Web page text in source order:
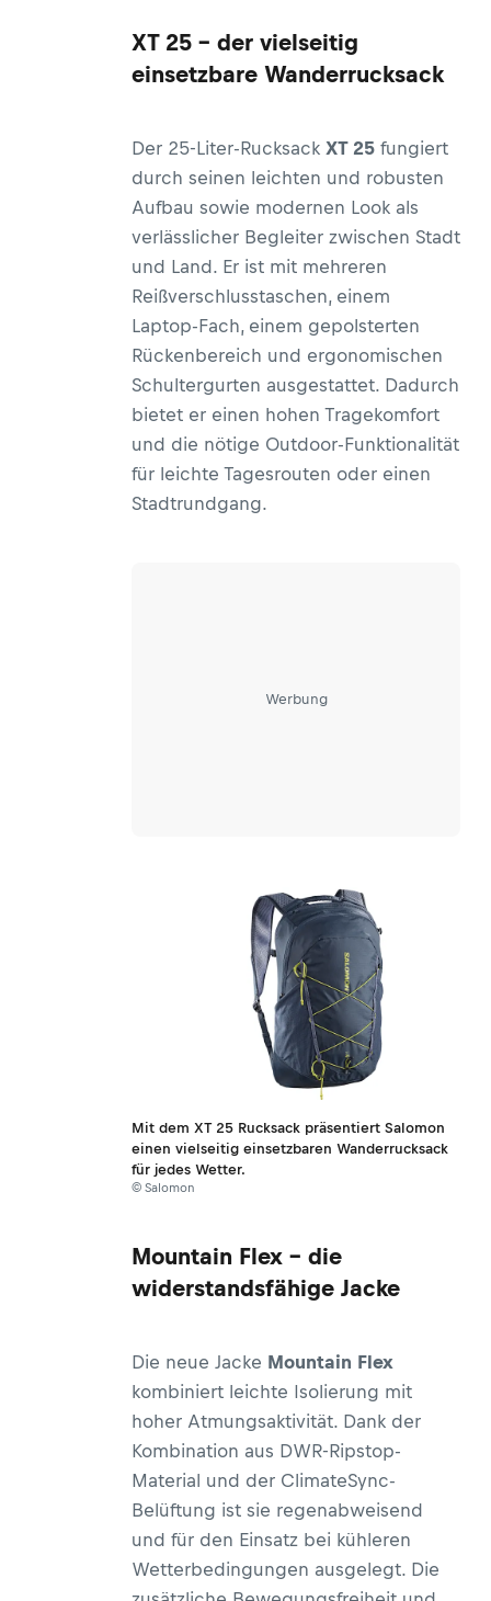
XT 25 – der vielseitig
einsetzbare Wanderrucksack
Der 25-Liter-Rucksack XT 25 fungiert
durch seinen leichten und robusten
Aufbau sowie modernen Look als
verlässlicher Begleiter zwischen Stadt
und Land. Er ist mit mehreren
Reißverschlusstaschen, einem
Laptop-Fach, einem gepolsterten
Rückenbereich und ergonomischen
Schultergurten ausgestattet. Dadurch
bietet er einen hohen Tragekomfort
und die nötige Outdoor-Funktionalität
für leichte Tagesrouten oder einen
Stadtrundgang.
Werbung
Mit dem XT 25 Rucksack präsentiert Salomon
einen vielseitig einsetzbaren Wanderrucksack
für jedes Wetter.
© Salomon
Mountain Flex – die
widerstandsfähige Jacke
Die neue Jacke Mountain Flex
kombiniert leichte Isolierung mit
hoher Atmungsaktivität. Dank der
Kombination aus DWR-Ripstop-
Material und der ClimateSync-
Belüftung ist sie regenabweisend
und für den Einsatz bei kühleren
Wetterbedingungen ausgelegt. Die